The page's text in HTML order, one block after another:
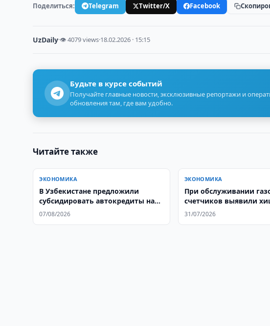
Поделиться: Telegram Twitter/X Facebook
UzDaily·👁 4079 views·18.02.2026 · 15:15
Будьте в курсе событий
Получайте главные новости, эксклюзивные репортажи и
обновления там, где вам удобно.
Читайте также
ЭКОНОМИКА
В Узбекистане предложили
субсидировать автокредиты на
электромобили
07/08/2026
ЭКОНОМИКА
При обслуживании
счетчиков выявили
19 млрд. сумов
31/07/2026